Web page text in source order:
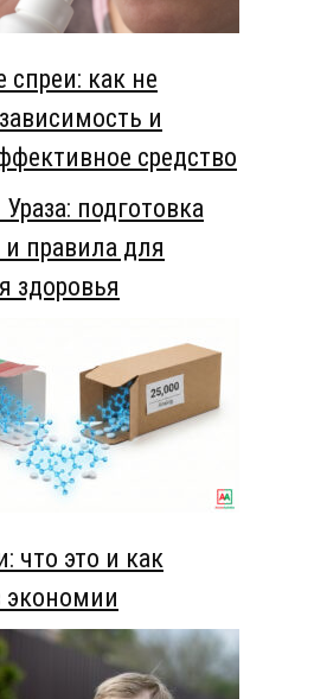
спреи: как не
и
средство
подготовка
правила для
здоровья
что это и как
экономии